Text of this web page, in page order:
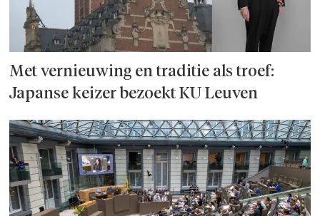
Met vernieuwing en traditie als troef:
Japanse keizer bezoekt KU Leuven